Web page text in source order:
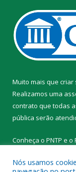
Muito mais que criar
Realizamos uma
contrato que todas
pública serão
Conheça o PNTP e o
Nós usamos